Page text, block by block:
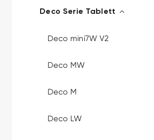
Deco Serie Tablett
Deco mini7W V2
Deco MW
Deco M
Deco LW